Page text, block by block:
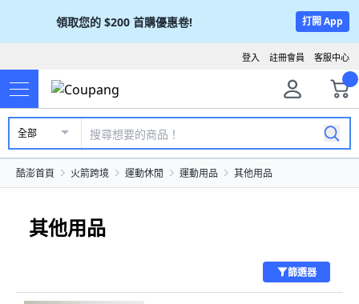
領取您的 $200 首購優惠卷! 打開 App
客服中心
註冊會員
登入
全部
酷澎首頁 火箭跨境 運動休閒 運動用品 其他用品
其他用品
篩選器